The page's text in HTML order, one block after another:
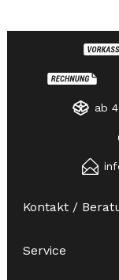
ab
Kontakt /
Service